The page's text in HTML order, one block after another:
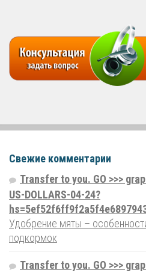
Свежие комментарии
Transfer to you. GO >>>
US-DOLLARS-04-24?
Удобрение мяты –
подкормок
Transfer to you. GO >>>